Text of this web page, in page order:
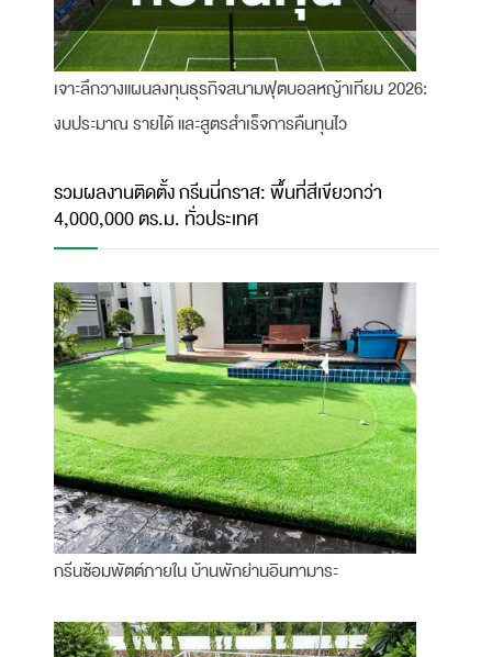
เจาะลึกวางแผนลงทุนธุรกิจสนามฟุตบอลหญ้าเทียม 2026:
งบประมาณ รายได้ และสูตรสำเร็จการคืนทุนไว
รวมผลงานติดตั้ง กรีนนี่กราส: พื้นที่สีเขียวกว่า
4,000,000 ตร.ม. ทั่วประเทศ
กรีนซ้อมพัตต์ภายใน บ้านพักย่านอินทามาระ